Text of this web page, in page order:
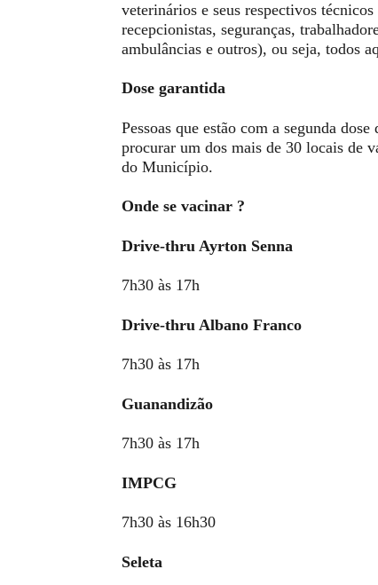
veterinários e seus respectivos
recepcionistas, seguranças,
ambulâncias e outros), ou seja, todos
Dose garantida
Pessoas que estão com a segunda
procurar um dos mais de 30 locais de
do Município.
Onde se vacinar ?
Drive-thru Ayrton Senna
7h30 às 17h
Drive-thru Albano Franco
7h30 às 17h
Guanandizão
7h30 às 17h
IMPCG
7h30 às 16h30
Seleta